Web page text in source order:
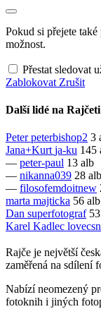
Pokud si přejete také
možnost.
Přestat sledovat
Zablokovat Zrušit
Další lidé na Rajčeti
Peterpeterbishop2 3
Jana+Kurt ja-ku 145
— peter-paul 13 alb
— nikanna039 28 alb
— filosofemdoitnew
marta majticka 56 alb
Dan superfotograf
Karel Kadlec
Rajče je největší
zaměřená na sdílení
Nabízí neomezený
fotoknih i jiných